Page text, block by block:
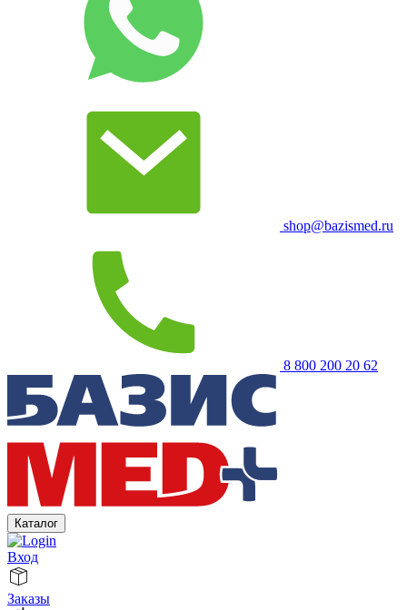
shop@bazismed.ru
8 800 200 20 62
Каталог
Вход
Заказы